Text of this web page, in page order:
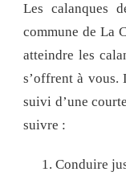
Les calanques
commune de La
atteindre les
s’offrent à vous.
suivi d’une
suivre :
Conduire